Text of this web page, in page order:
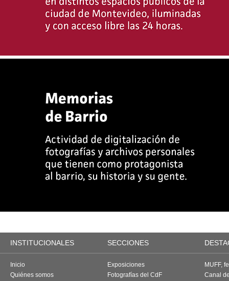
INSTITUCIONALES SECCIONES
Inicio
Quiénes somos
Exposiciones
Fotografías del CdF
MUFF,
Canal